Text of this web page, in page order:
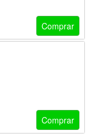
Comprar
Comprar